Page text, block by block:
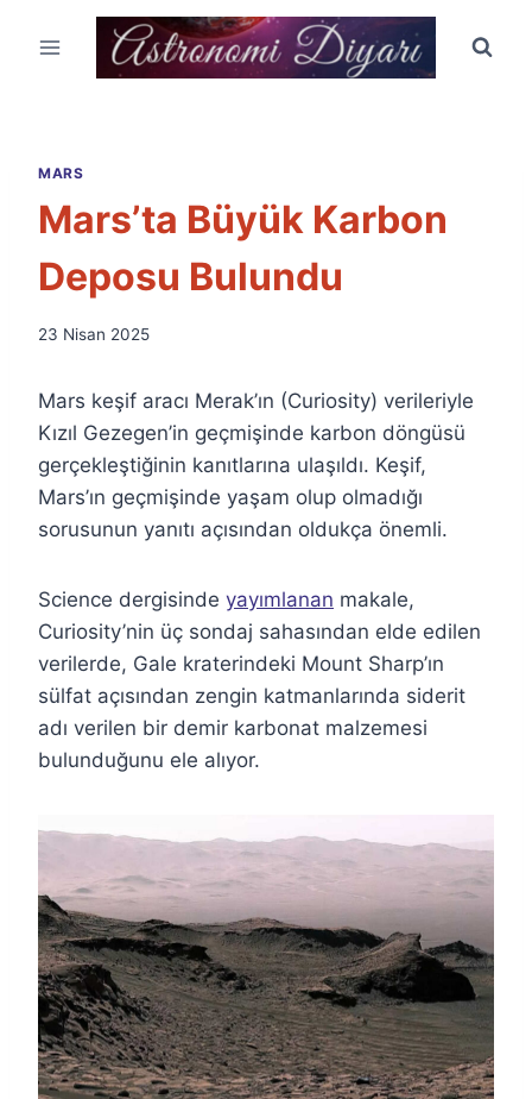
MARS
Mars’ta Büyük Karbon
Deposu Bulundu
By
Özyar
23 Nisan 2025
Mars keşif aracı Merak’ın (Curiosity) verileriyle
Kızıl Gezegen’in geçmişinde karbon döngüsü
gerçekleştiğinin kanıtlarına ulaşıldı. Keşif,
Mars’ın geçmişinde yaşam olup olmadığı
sorusunun yanıtı açısından oldukça önemli.
Science dergisinde yayımlanan makale,
Curiosity’nin üç sondaj sahasından elde edilen
verilerde, Gale kraterindeki Mount Sharp’ın
sülfat açısından zengin katmanlarında siderit
adı verilen bir demir karbonat malzemesi
bulunduğunu ele alıyor.